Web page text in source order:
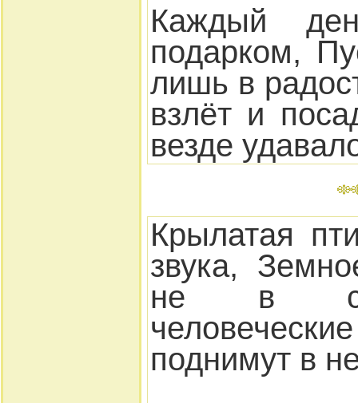
Каждый
подарком,
лишь в
взлёт и
везде
Крылатая
звука,
не в
поднимут в